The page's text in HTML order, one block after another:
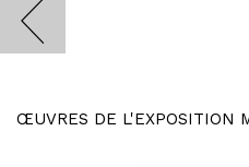
ŒUVRES DE L'EXPOSITION